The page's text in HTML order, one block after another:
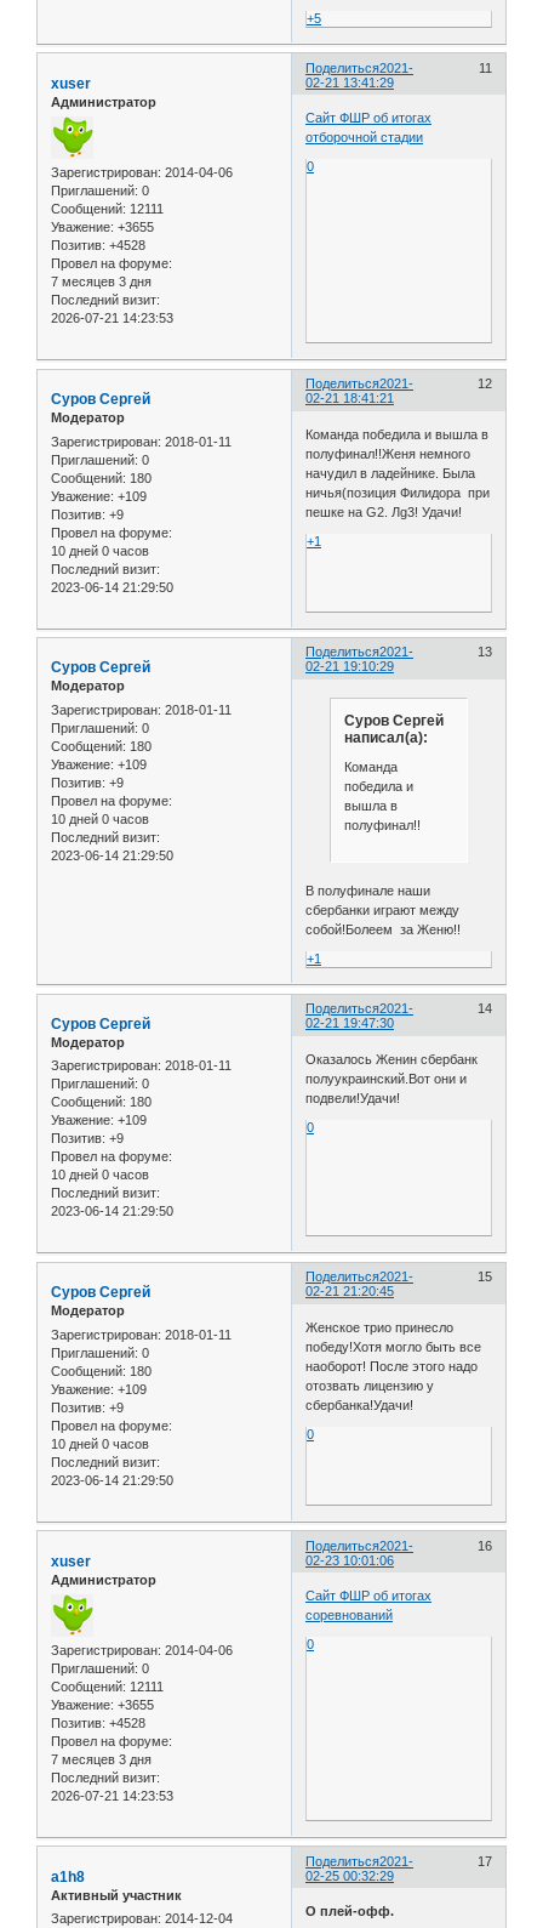
+5
Поделиться 11
2021-
02-21 13:41:29
xuser
Администратор
Зарегистрирован: 2014-04-06
Приглашений: 0
Сообщений: 12111
Уважение: +3655
Позитив: +4528
Провел на форуме:
7 месяцев 3 дня
Последний визит:
2026-07-21 14:23:53
Сайт ФШР об итогах
отборочной стадии
0
Поделиться 12
2021-
02-21 18:41:21
Cуров Сергей
Модератор
Зарегистрирован: 2018-01-11
Приглашений: 0
Сообщений: 180
Уважение: +109
Позитив: +9
Провел на форуме:
10 дней 0 часов
Последний визит:
2023-06-14 21:29:50
Команда победила и вышла в
полуфинал!!Женя немного
начудил в ладейнике. Была
ничья(позиция Филидора при
пешке на G2. Лg3! Удачи!
+1
Поделиться 13
2021-
02-21 19:10:29
Cуров Сергей
Модератор
Зарегистрирован: 2018-01-11
Приглашений: 0
Сообщений: 180
Уважение: +109
Позитив: +9
Провел на форуме:
10 дней 0 часов
Последний визит:
2023-06-14 21:29:50
Cуров Сергей
написал(а):
Команда
победила и
вышла в
полуфинал!!
В полуфинале наши
сбербанки играют между
собой!Болеем за Женю!!
+1
Поделиться 14
2021-
02-21 19:47:30
Cуров Сергей
Модератор
Зарегистрирован: 2018-01-11
Приглашений: 0
Сообщений: 180
Уважение: +109
Позитив: +9
Провел на форуме:
10 дней 0 часов
Последний визит:
2023-06-14 21:29:50
Оказалось Женин сбербанк
полуукраинский.Вот они и
подвели!Удачи!
0
Поделиться 15
2021-
02-21 21:20:45
Cуров Сергей
Модератор
Зарегистрирован: 2018-01-11
Приглашений: 0
Сообщений: 180
Уважение: +109
Позитив: +9
Провел на форуме:
10 дней 0 часов
Последний визит:
2023-06-14 21:29:50
Женское трио принесло
победу!Хотя могло быть все
наоборот! После этого надо
отозвать лицензию у
сбербанка!Удачи!
0
Поделиться 16
2021-
02-23 10:01:06
xuser
Администратор
Зарегистрирован: 2014-04-06
Приглашений: 0
Сообщений: 12111
Уважение: +3655
Позитив: +4528
Провел на форуме:
7 месяцев 3 дня
Последний визит:
2026-07-21 14:23:53
Сайт ФШР об итогах
соревнований
0
Поделиться 17
2021-
02-25 00:32:29
a1h8
Активный участник
Зарегистрирован: 2014-12-04
О плей-офф.